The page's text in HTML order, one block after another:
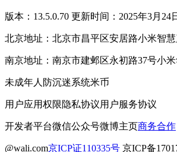
版本：13.5.0.70 更新时间：2025年3月24
北京地址：北京市昌平区安居路小米智慧
南京地址：南京市建邺区永初路37号小
未成年人防沉迷系统米币
用户应用权限隐私协议用户服务协议
开发者平台微信公众号微博主页商务合作
@wali.com京ICP证110335号 京ICP备